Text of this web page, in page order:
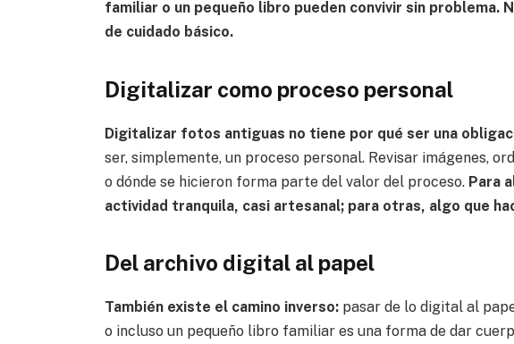
familiar o un pequeño libro pueden convivir sin problema.
de cuidado básico.
Digitalizar como proceso personal
Digitalizar fotos antiguas no tiene por qué ser una
ser, simplemente, un proceso personal. Revisar imágenes,
o dónde se hicieron forma parte del valor del proceso. Para
actividad tranquila, casi artesanal; para otras, algo que
Del archivo digital al papel
También existe el camino inverso: pasar de lo digital al
o incluso un pequeño libro familiar es una forma de dar